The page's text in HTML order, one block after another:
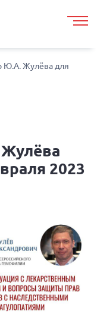
Ю.А. Жулёва для
2023